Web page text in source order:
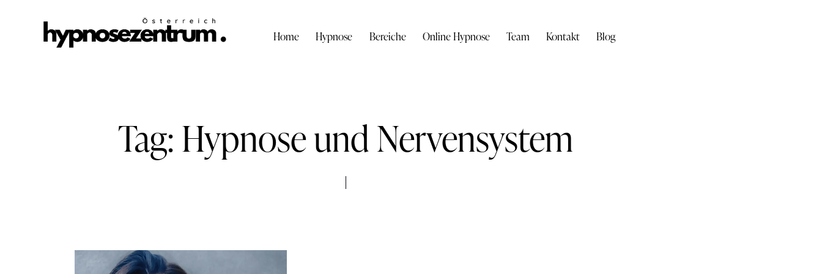
Home Hypnose Bereiche Online Hypnose Team Kontakt Blog
Tag: Hypnose und Nervensystem